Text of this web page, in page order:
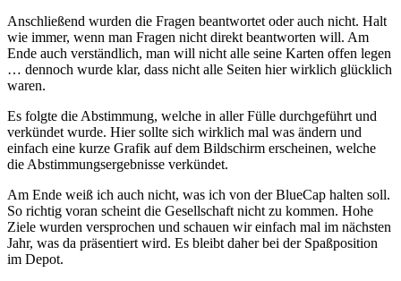
Anschließend wurden die Fragen beantwortet oder auch nicht. Halt
wie immer, wenn man Fragen nicht direkt beantworten will. Am
Ende auch verständlich, man will nicht alle seine Karten offen legen
… dennoch wurde klar, dass nicht alle Seiten hier wirklich glücklich
waren.
Es folgte die Abstimmung, welche in aller Fülle durchgeführt und
verkündet wurde. Hier sollte sich wirklich mal was ändern und
einfach eine kurze Grafik auf dem Bildschirm erscheinen, welche
die Abstimmungsergebnisse verkündet.
Am Ende weiß ich auch nicht, was ich von der BlueCap halten soll.
So richtig voran scheint die Gesellschaft nicht zu kommen. Hohe
Ziele wurden versprochen und schauen wir einfach mal im nächsten
Jahr, was da präsentiert wird. Es bleibt daher bei der Spaßposition
im Depot.